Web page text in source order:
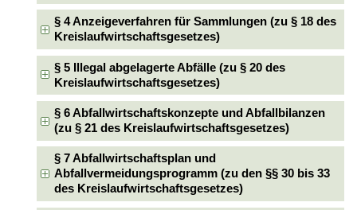
§ 4 Anzeigeverfahren für Sammlungen (zu § 18 des
Kreislaufwirtschaftsgesetzes)
§ 5 Illegal abgelagerte Abfälle (zu § 20 des
Kreislaufwirtschaftsgesetzes)
§ 6 Abfallwirtschaftskonzepte und Abfallbilanzen
(zu § 21 des Kreislaufwirtschaftsgesetzes)
§ 7 Abfallwirtschaftsplan und
Abfallvermeidungsprogramm (zu den §§ 30 bis 33
des Kreislaufwirtschaftsgesetzes)